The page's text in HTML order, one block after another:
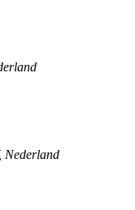
Nederland